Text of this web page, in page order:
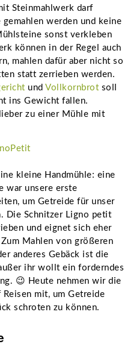
Steinmahlwerk darf
werden und keine
sonst verkleben
können in der Regel auch
mahlen dafür aber nicht so
statt zerrieben werden.
undVollkornbrot soll
ins Gewicht fallen.
zu einer Mühle mit
kleine Handmühle: eine
war unsere erste
um Getreide für unser
Die Schnitzer Ligno petit
und eignet sich eher
Mahlen von größeren
anderes Gebäck ist die
ihr wollt ein forderndes
😉 Heute nehmen wir die
mit, um Getreide
schroten zu können.